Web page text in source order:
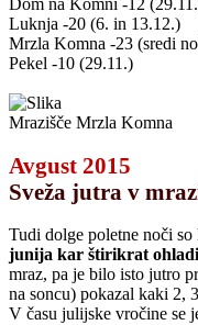
Dom na Komni -12
Luknja -20 (6. in 13.12.)
Mrzla Komna -23 (sredi
Pekel -10 (29.11.)
Mrazišče Mrzla Komna
Avgust 2015
Sveža jutra v
Tudi dolge poletne noči
junija kar štirikrat
mraz, pa je bilo isto jutro
na soncu) pokazal kaki 2,
V času julijske vročine se